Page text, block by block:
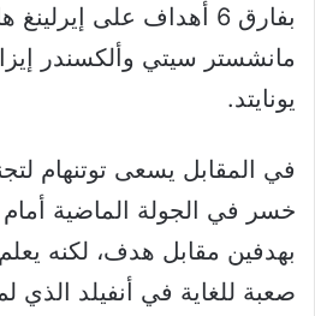
بفارق 6 أهداف على
مانشستر سيتي وألكسندر
يونايتد.
في المقابل يسعى توتنهام
خسر في الجولة الماضية
بهدفين مقابل هدف، لكنه
صعبة للغاية في أنفيلد الذي